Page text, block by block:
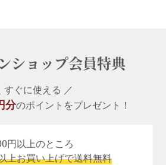
ショップ会員特典
すぐに使える ／
分のポイントをプレゼント！
円以上のところ
上お買い上げで送料無料